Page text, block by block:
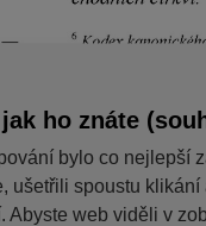
ho znáte
bylo co nejlepší
ušetřili spoustu
Abyste web viděli v